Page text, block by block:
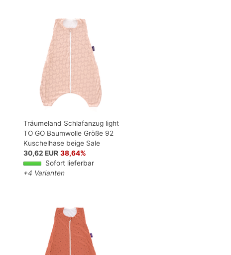
Träumeland Schlafanzug light
TO GO Baumwolle Größe 92
Kuschelhase beige Sale
30,62 EUR 38,64%
Sofort lieferbar
+4 Varianten